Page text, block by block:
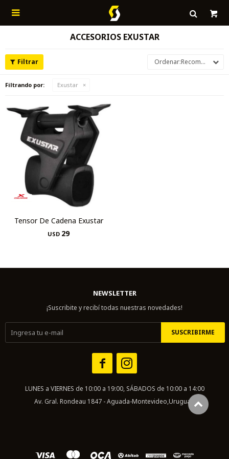

ACCESORIOS EXUSTAR
Recomendados
Filtrando por: Exustar
Tensor De Cadena Exustar
USD 29
NEWSLETTER
¡Suscribite y recibí todas nuestras novedades!
SUSCRIBIRME
 
LUNES a VIERNES de 10:00 a 19:00, SÁBADOS de 10:00 a 14:00
Av. Gral. Rondeau 1847 - Aguada-Montevideo,Uruguay.